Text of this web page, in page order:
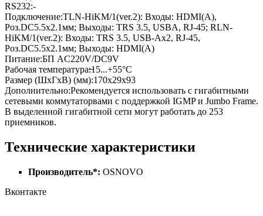
RS232:-
Подключение:TLN-HiKM/1(ver.2): Входы: HDMI(A),
Роз.DC5.5х2.1мм; Выходы: TRS 3.5, USBA, RJ-45; RLN-
HiKM/1(ver.2): Входы: TRS 3.5, USB-Ax2, RJ-45,
Роз.DC5.5х2.1мм; Выходы: HDMI(A)
Питание:БП AC220V/DC9V
Рабочая температура:̶15...+55°С
Размер (ШхГхВ) (мм):170х29х93
Дополнительно:Рекомендуется использовать с гигабитными
сетевыми коммутаторвами с поддержкой IGMP и Jumbo Frame.
В выделенной гигабитной сети могут работать до 253
приемников.
Технические характеристики
Производитель*: OSNOVO
Вконтакте